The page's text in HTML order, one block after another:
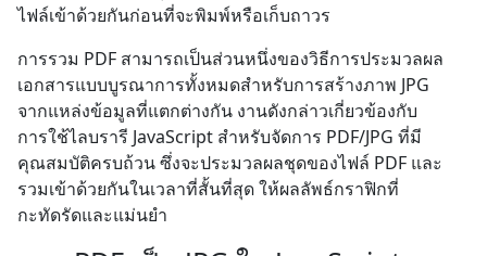
ไฟล์เข้าด้วยกันก่อนที่จะพิมพ์หรือเก็บถาวร
การรวม PDF สามารถเป็นส่วนหนึ่งของวิธีการประมวลผล
เอกสารแบบบูรณาการทั้งหมดสำหรับการสร้างภาพ JPG
จากแหล่งข้อมูลที่แตกต่างกัน งานดังกล่าวเกี่ยวข้องกับ
การใช้ไลบรารี JavaScript สำหรับจัดการ PDF/JPG ที่มี
คุณสมบัติครบถ้วน ซึ่งจะประมวลผลชุดของไฟล์ PDF และ
รวมเข้าด้วยกันในเวลาที่สั้นที่สุด ให้ผลลัพธ์กราฟิกที่
กะทัดรัดและแม่นยำ